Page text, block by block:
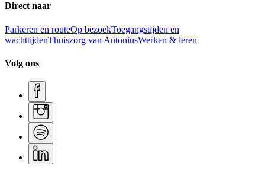
Direct naar
Parkeren en routeOp bezoekToegangstijden en
wachttijdenThuiszorg van AntoniusWerken & leren
Volg ons